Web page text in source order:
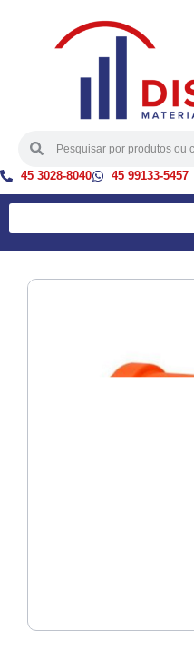
45 3028-8040 45 99133-5457